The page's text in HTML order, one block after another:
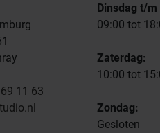
11 63
Dinsdag t/
09:00 tot
Zaterdag:
10:00 tot
Zondag:
Gesloten